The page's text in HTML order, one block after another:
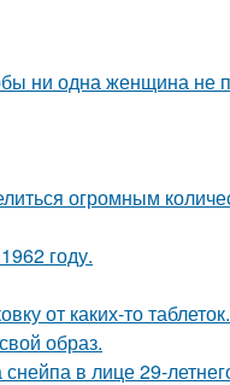
ни одна женщина не
огромным
году.
от каких-то таблеток.
образ.
в лице 29-